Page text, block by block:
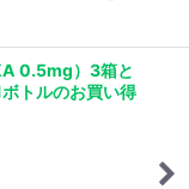
0.5mg）3箱と
トルのお買い得